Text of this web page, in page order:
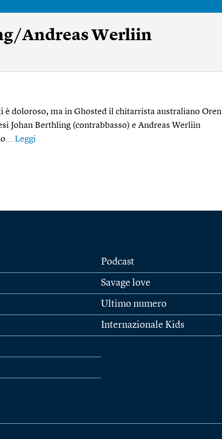
Andreas Werliin
è doloroso, ma in Ghosted il chitarrista australiano Oren
Johan Berthling (contrabbasso) e Andreas Werliin
Leggi
Podcast
Savage love
Ultimo numero
Internazionale Kids